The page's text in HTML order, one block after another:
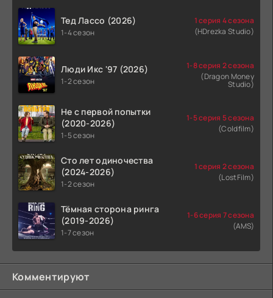
Тед Лассо (2026)
1-4 сезон
1 серия 4 сезона
(HDrezka Studio)
Люди Икс '97 (2026)
1-2 сезон
1-8 серия 2 сезона
(Dragon Money
Studio)
Не с первой попытки
(2020-2026)
1-5 сезон
1-5 серия 5 сезона
(Coldfilm)
Сто лет одиночества
(2024-2026)
1-2 сезон
1 серия 2 сезона
(LostFilm)
Тёмная сторона ринга
(2019-2026)
1-7 сезон
1-6 серия 7 сезона
(AMS)
Комментируют